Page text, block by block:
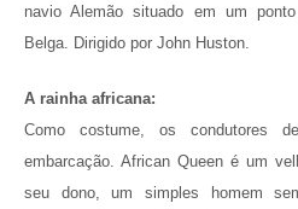
navio Alemão situado em um
Belga. Dirigido por John Huston.
A rainha africana:
Como costume, os condutores
embarcação. African Queen é um
seu dono, um simples homem